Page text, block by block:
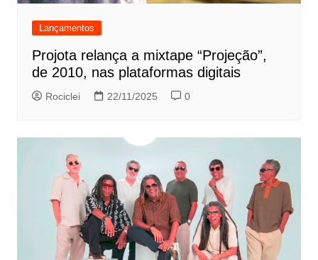
Lançamentos
Projota relança a mixtape “Projeção”,
de 2010, nas plataformas digitais
Rociclei 22/11/2025 0